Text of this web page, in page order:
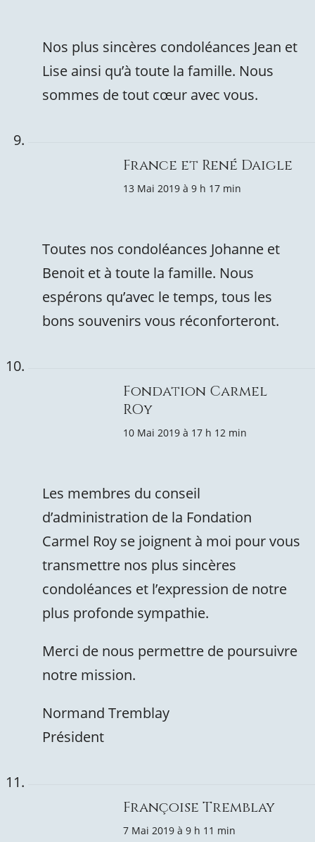
Nos plus sincères condoléances Jean et
Lise ainsi qu’à toute la famille. Nous
sommes de tout cœur avec vous.
France et René Daigle
13 Mai 2019 à 9 h 17 min
Toutes nos condoléances Johanne et
Benoit et à toute la famille. Nous
espérons qu’avec le temps, tous les
bons souvenirs vous réconforteront.
Fondation Carmel
ROy
10 Mai 2019 à 17 h 12 min
Les membres du conseil
d’administration de la Fondation
Carmel Roy se joignent à moi pour vous
transmettre nos plus sincères
condoléances et l’expression de notre
plus profonde sympathie.
Merci de nous permettre de poursuivre
notre mission.
Normand Tremblay
Président
Françoise Tremblay
7 Mai 2019 à 9 h 11 min